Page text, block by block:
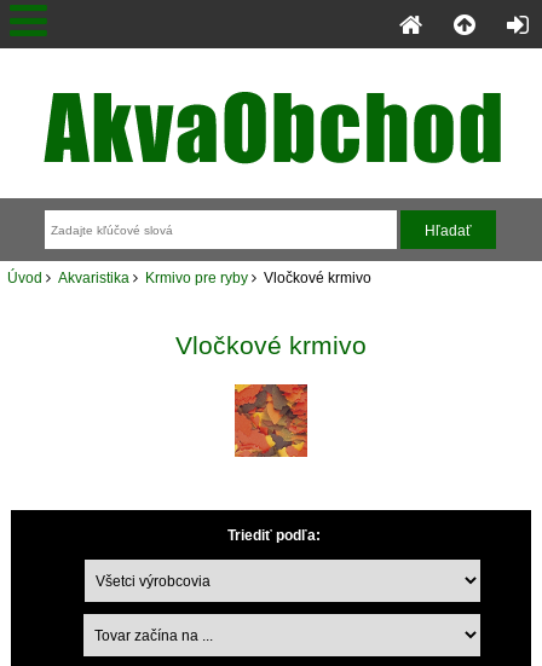
Úvod Akvaristika Krmivo pre ryby Vločkové krmivo
Vločkové krmivo
Triediť podľa: